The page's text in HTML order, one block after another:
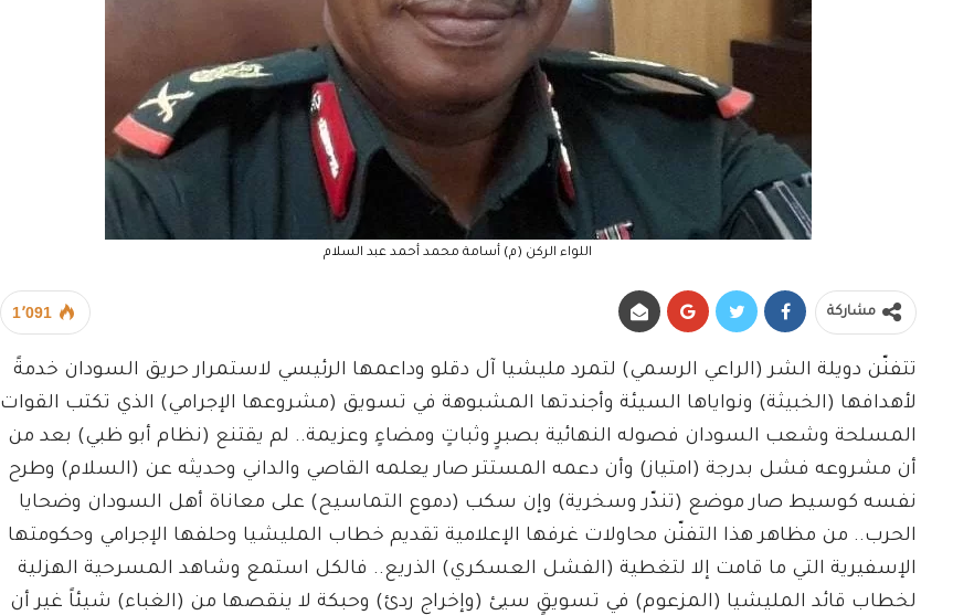
اللواء الركن (م) أسامة محمد أحمد عبد السلام
1٬091 مشاركة
تتفنّن دويلة الشر (الراعي الرسمي) لتمرد مليشيا آل دقلو وداعمها الرئيسي لاستمرار حريق السودان خدمةً
لأهدافها (الخبيثة) ونواياها السيئة وأجندتها المشبوهة في تسويق (مشروعها الإجرامي) الذي تكتب القوات
المسلحة وشعب السودان فصوله النهائية بصبرٍ وثباتٍ ومضاءٍ وعزيمة.. لم يقتنع (نظام أبو ظبي) بعد من
أن مشروعه فشل بدرجة (امتياز) وأن دعمه المستتر صار يعلمه القاصي والداني وحديثه عن (السلام) وطرح
نفسه كوسيط صار موضع (تندّر وسخرية) وإن سكب (دموع التماسيح) على معاناة أهل السودان وضحايا
الحرب.. من مظاهر هذا التفنّن محاولات غرفها الإعلامية تقديم خطاب المليشيا وحلفها الإجرامي وحكومتها
الإسفيرية التي ما قامت إلا لتغطية (الفشل العسكري) الذريع.. فالكل استمع وشاهد المسرحية الهزلية
لخطاب قائد المليشيا (المزعوم) في تسويقٍ سيئ (وإخراج ردئ) وحبكة لا ينقصها من (الغباء) شيئاً غير أن